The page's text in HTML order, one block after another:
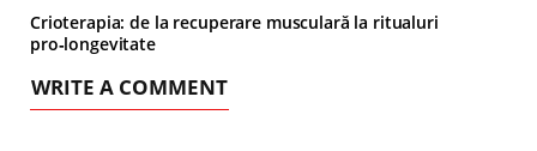
Crioterapia: de la recuperare musculară la ritualuri
pro‑longevitate
WRITE A COMMENT